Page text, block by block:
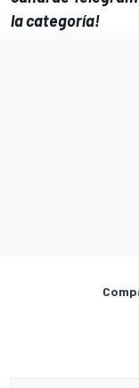
la categoría!